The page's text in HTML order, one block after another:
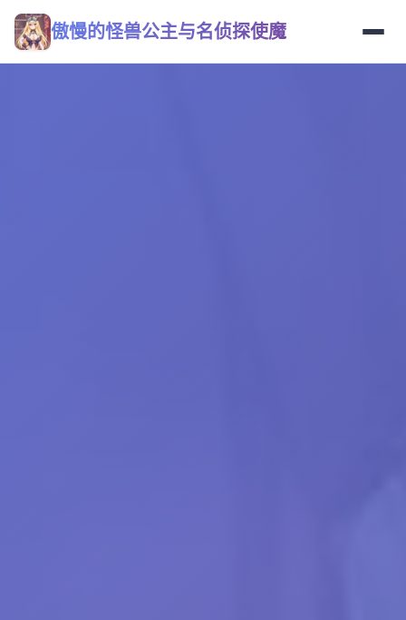
傲慢的怪兽公主与名侦探使魔